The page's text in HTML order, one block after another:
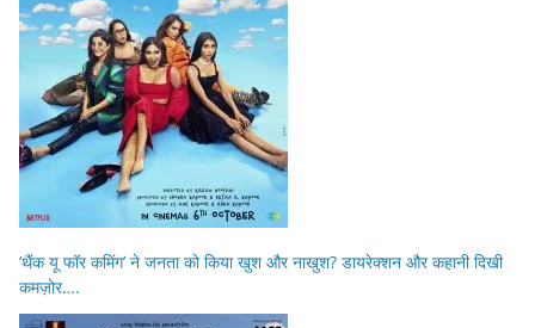
‘थैंक यू फॉर कमिंग’ ने जनता को किया खुश और नाखुश? डायरेक्शन और कहानी दिखी
कमज़ोर….